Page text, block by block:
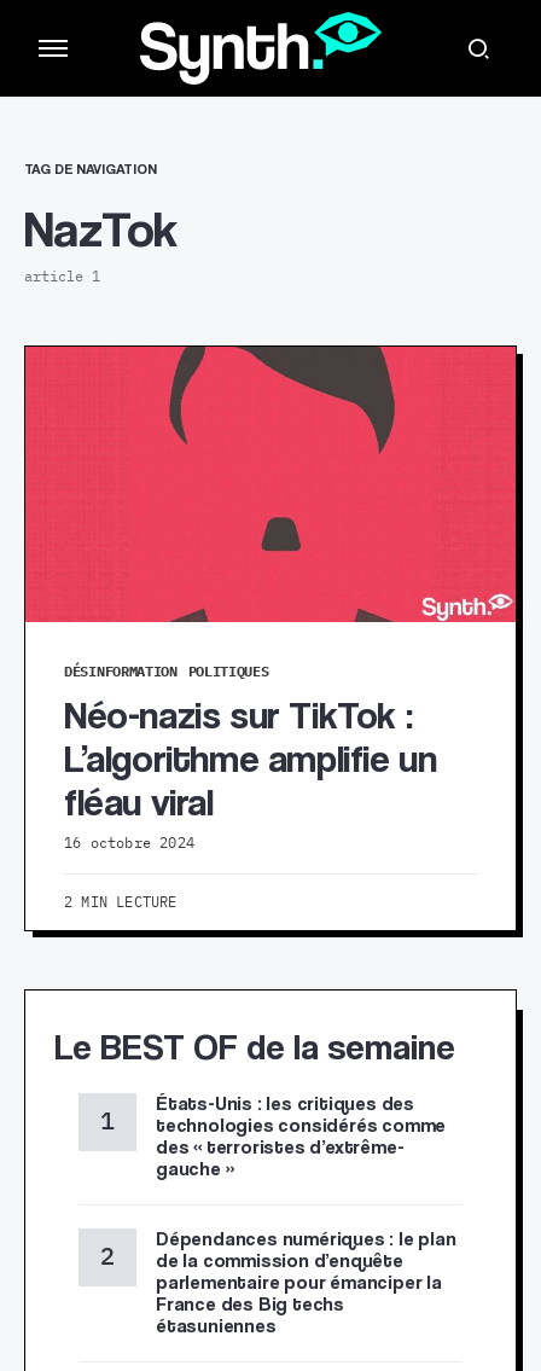
TAG DE NAVIGATION
NazTok
article 1
DÉSINFORMATION POLITIQUES
Néo-nazis sur TikTok :
L’algorithme amplifie un
fléau viral
16 octobre 2024
2 MIN LECTURE
Le BEST OF de la semaine
États-Unis : les critiques des
technologies considérés comme
des « terroristes d’extrême-
gauche »
Dépendances numériques : le plan
de la commission d’enquête
parlementaire pour émanciper la
France des Big techs
étasuniennes